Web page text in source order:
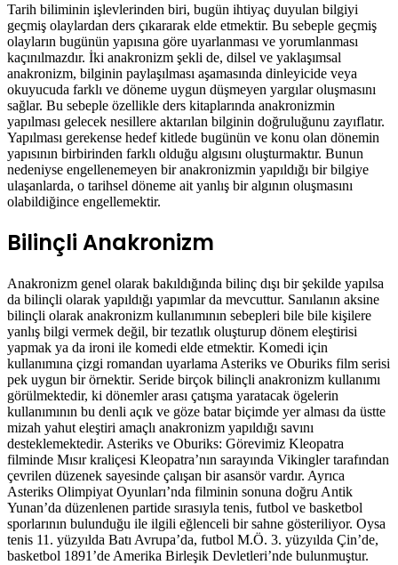
Tarih biliminin işlevlerinden biri, bugün ihtiyaç duyulan bilgiyi
geçmiş olaylardan ders çıkararak elde etmektir. Bu sebeple geçmiş
olayların bugünün yapısına göre uyarlanması ve yorumlanması
kaçınılmazdır. İki anakronizm şekli de, dilsel ve yaklaşımsal
anakronizm, bilginin paylaşılması aşamasında dinleyicide veya
okuyucuda farklı ve döneme uygun düşmeyen yargılar oluşmasını
sağlar. Bu sebeple özellikle ders kitaplarında anakronizmin
yapılması gelecek nesillere aktarılan bilginin doğruluğunu zayıflatır.
Yapılması gerekense hedef kitlede bugünün ve konu olan dönemin
yapısının birbirinden farklı olduğu algısını oluşturmaktır. Bunun
nedeniyse engellenemeyen bir anakronizmin yapıldığı bir bilgiye
ulaşanlarda, o tarihsel döneme ait yanlış bir algının oluşmasını
olabildiğince engellemektir.
Bilinçli Anakronizm
Anakronizm genel olarak bakıldığında bilinç dışı bir şekilde yapılsa
da bilinçli olarak yapıldığı yapımlar da mevcuttur. Sanılanın aksine
bilinçli olarak anakronizm kullanımının sebepleri bile bile kişilere
yanlış bilgi vermek değil, bir tezatlık oluşturup dönem eleştirisi
yapmak ya da ironi ile komedi elde etmektir. Komedi için
kullanımına çizgi romandan uyarlama Asteriks ve Oburiks film serisi
pek uygun bir örnektir. Seride birçok bilinçli anakronizm kullanımı
görülmektedir, ki dönemler arası çatışma yaratacak ögelerin
kullanımının bu denli açık ve göze batar biçimde yer alması da üstte
mizah yahut eleştiri amaçlı anakronizm yapıldığı savını
desteklemektedir. Asteriks ve Oburiks: Görevimiz Kleopatra
filminde Mısır kraliçesi Kleopatra’nın sarayında Vikingler tarafından
çevrilen düzenek sayesinde çalışan bir asansör vardır. Ayrıca
Asteriks Olimpiyat Oyunları’nda filminin sonuna doğru Antik
Yunan’da düzenlenen partide sırasıyla tenis, futbol ve basketbol
sporlarının bulunduğu ile ilgili eğlenceli bir sahne gösteriliyor. Oysa
tenis 11. yüzyılda Batı Avrupa’da, futbol M.Ö. 3. yüzyılda Çin’de,
basketbol 1891’de Amerika Birleşik Devletleri’nde bulunmuştur.